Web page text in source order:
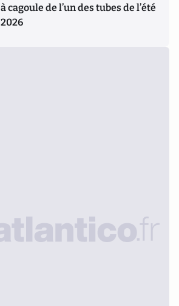
à cagoule de l’un des tubes de l’été
2026